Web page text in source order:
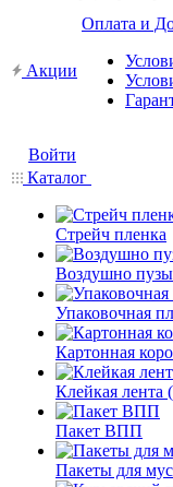
Акции
Оплата и
Войти
Каталог
Стрейч пленка
Воздушно
Упаковочная
Картонная
Клейкая лента
Пакет ВПП
Пакеты для